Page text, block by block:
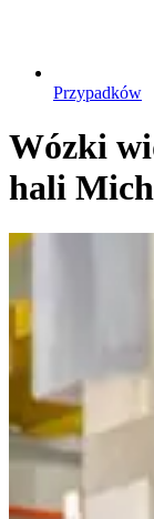
Przypadków
Wózki
hali